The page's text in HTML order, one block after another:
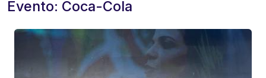
Evento: Coca-Cola